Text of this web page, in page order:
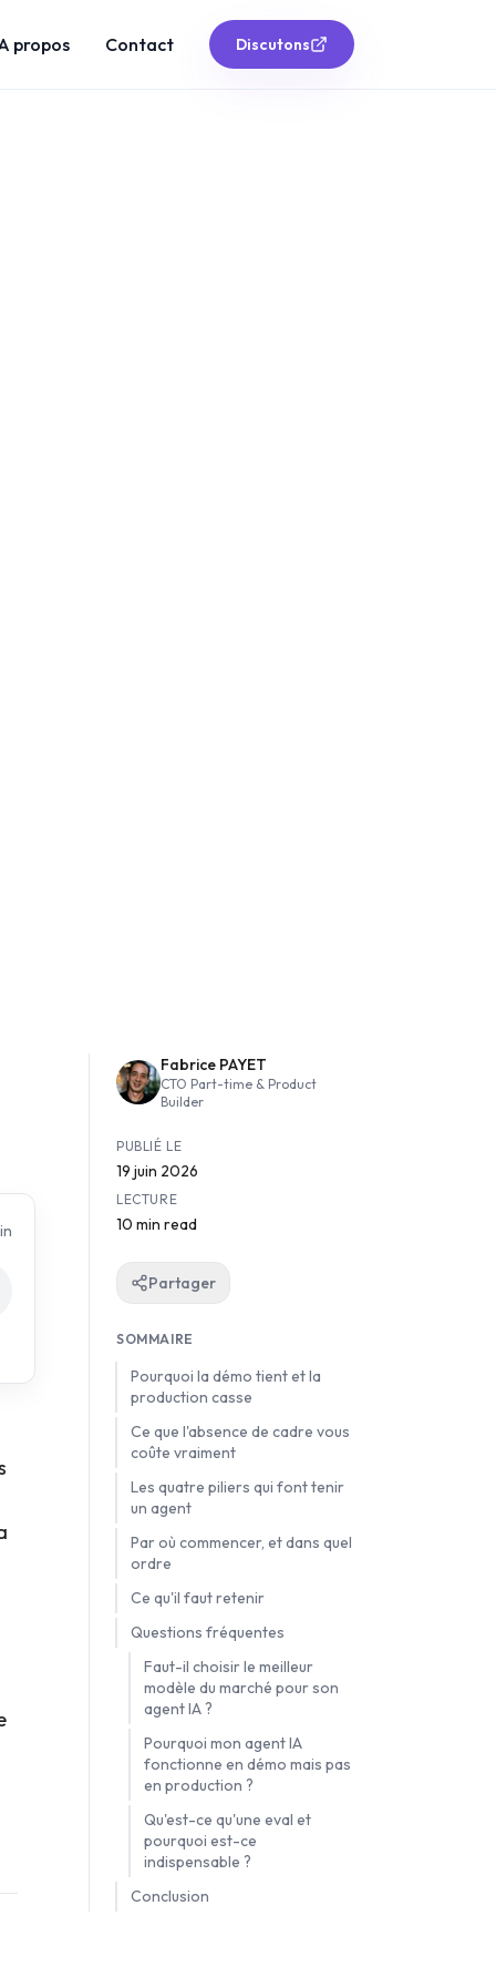
propos Contact Discutons
Fabrice PAYET
CTO Part-time & Product
Builder
PUBLIÉ LE
19 juin 2026
LECTURE
10 min read
Partager
SOMMAIRE
Pourquoi la démo tient et la
production casse
Ce que l'absence de cadre vous
coûte vraiment
Les quatre piliers qui font tenir
un agent
Par où commencer, et dans quel
ordre
Ce qu'il faut retenir
Questions fréquentes
Faut-il choisir le meilleur
modèle du marché pour son
agent IA ?
Pourquoi mon agent IA
fonctionne en démo mais pas
en production ?
Qu'est-ce qu'une eval et
pourquoi est-ce
indispensable ?
Conclusion